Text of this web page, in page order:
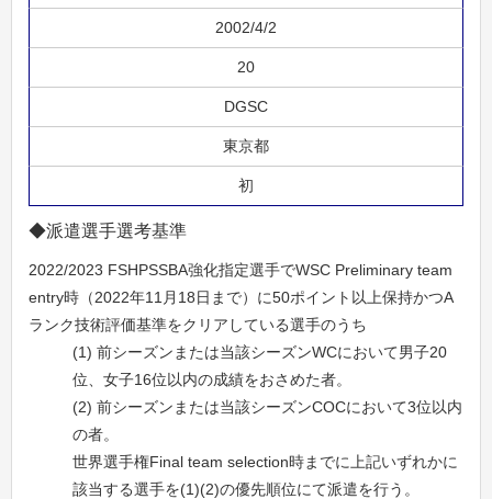
2002/4/2
20
DGSC
東京都
初
◆派遣選手選考基準
2022/2023 FSHPSSBA強化指定選手でWSC Preliminary team
entry時（2022年11月18日まで）に50ポイント以上保持かつA
ランク技術評価基準をクリアしている選手のうち
(1) 前シーズンまたは当該シーズンWCにおいて男子20
位、女子16位以内の成績をおさめた者。
(2) 前シーズンまたは当該シーズンCOCにおいて3位以内
の者。
世界選手権Final team selection時までに上記いずれかに
該当する選手を(1)(2)の優先順位にて派遣を行う。